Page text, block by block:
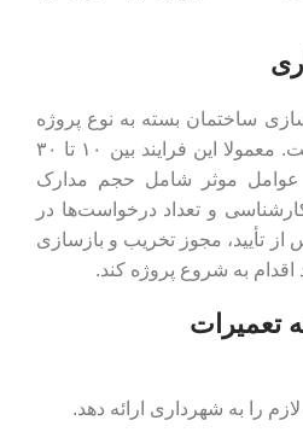
ساختمان بسته به نوع پروژه
و پیچیدگی آن متفاوت است. معمولا این فرایند بین ۱۰ تا ۳۰
موثر شامل حجم مدارک
کارشناسی و تعداد درخواست‌ها در
تأیید، مجوز تخریب و بازسازی
به شروع پروژه کند.
تعمیرات
را به شهرداری ارائه دهد.